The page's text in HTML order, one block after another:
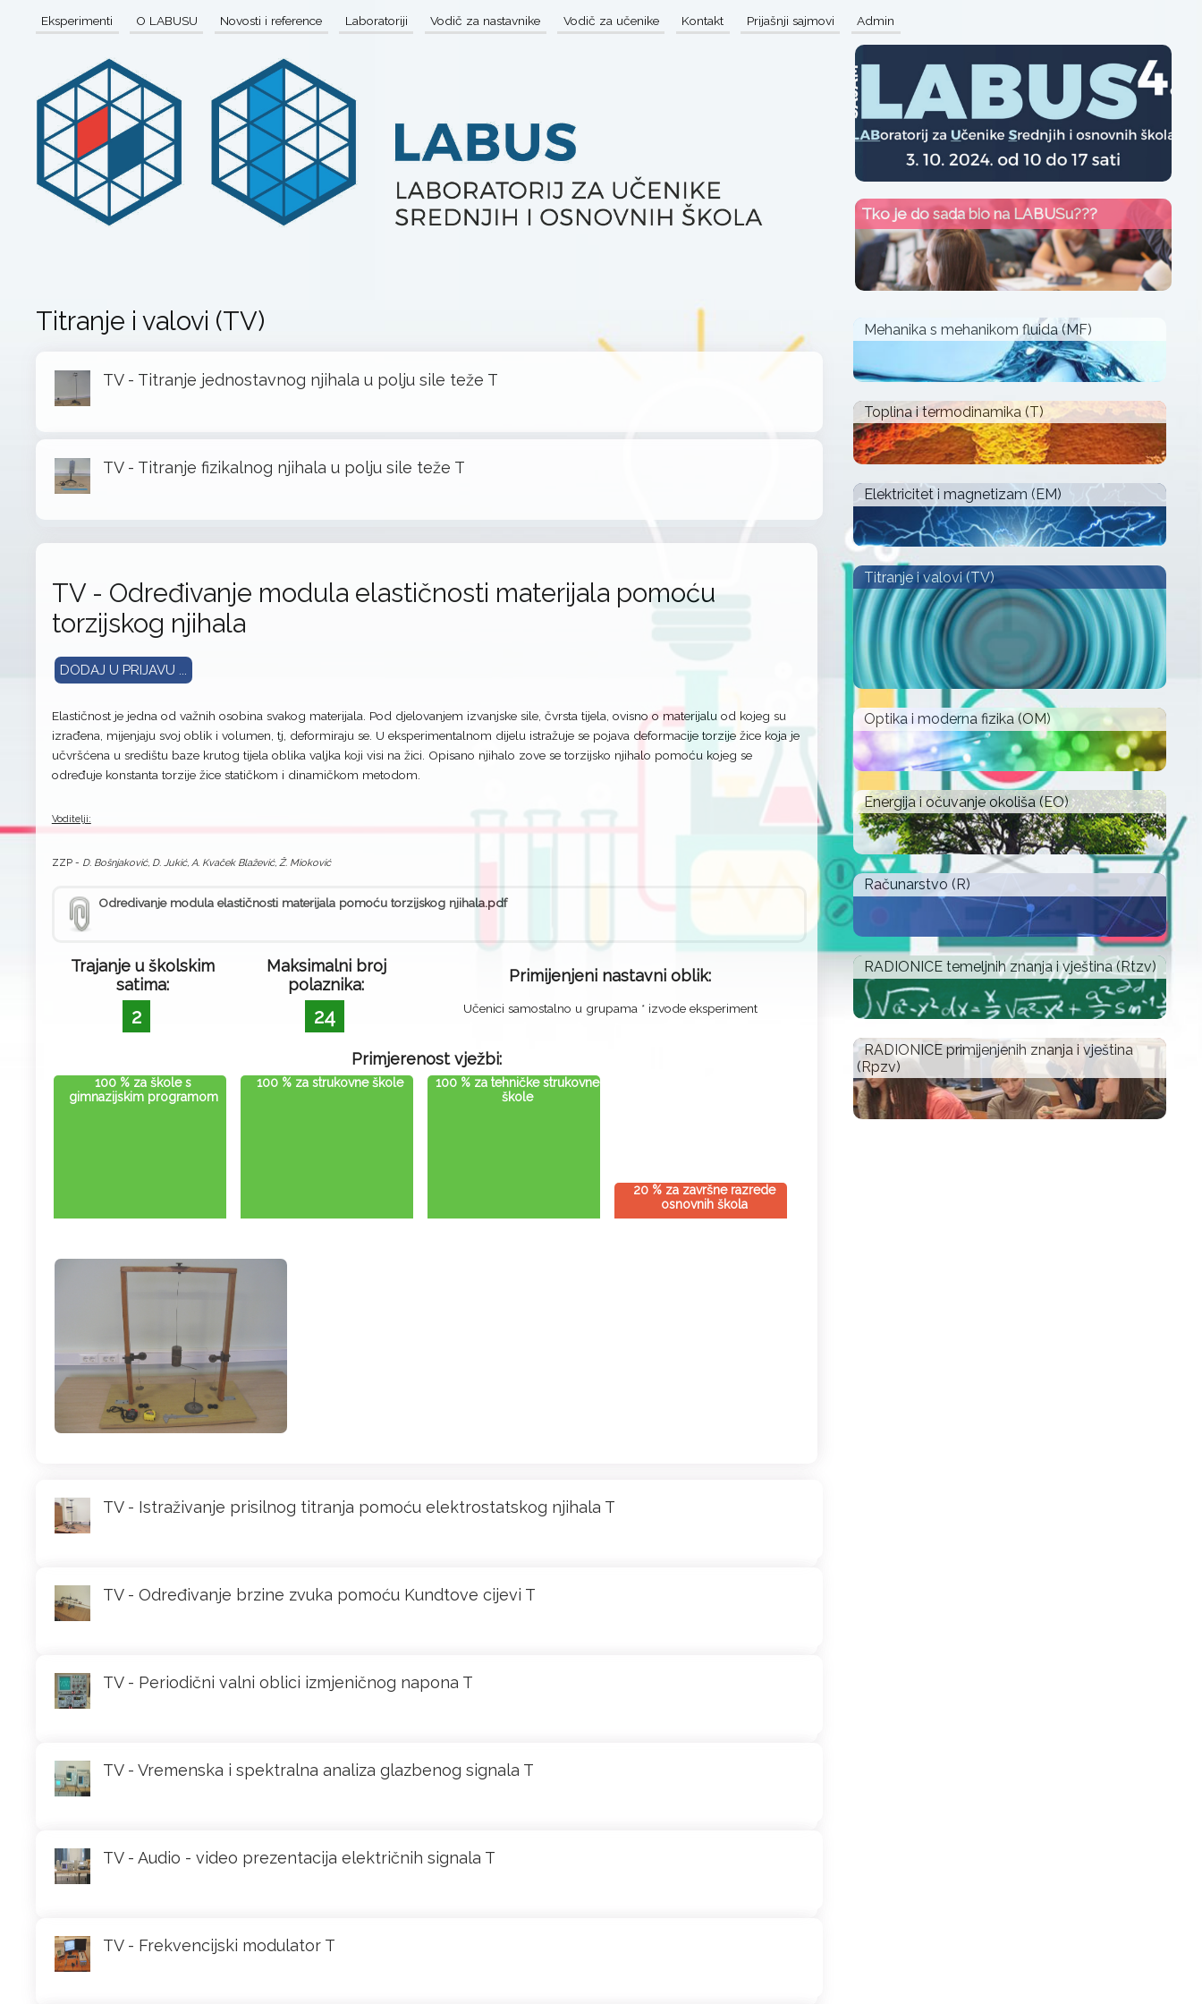
Eksperimenti O LABUSU Novosti i reference Laboratoriji Vodič za nastavnike Vodič za učenike Kontakt Prijašnji sajmovi Admin
Tko je do sada bio na LABUSu???
Titranje i valovi (TV)
TV - Titranje jednostavnog njihala u polju sile teže T
TV - Titranje fizikalnog njihala u polju sile teže T
TV - Određivanje modula elastičnosti materijala pomoću
torzijskog njihala
DODAJ U PRIJAVU ...
Elastičnost je jedna od važnih osobina svakog materijala. Pod djelovanjem izvanjske sile, čvrsta tijela, ovisno o materijalu od kojeg su
izrađena, mijenjaju svoj oblik i volumen, tj, deformiraju se. U eksperimentalnom dijelu istražuje se pojava deformacije torzije žice koja je
učvršćena u središtu baze krutog tijela oblika valjka koji visi na žici. Opisano njihalo zove se torzijsko njihalo pomoću kojeg se
određuje konstanta torzije žice statičkom i dinamičkom metodom.
Voditelji:
ZZP - D. Bošnjaković, D. Jukić, A. Kvaček Blažević, Ž. Mioković
Odredivanje modula elastičnosti materijala pomoću torzijskog njihala.pdf
Trajanje u školskim
satima:
2
Maksimalni broj
polaznika:
24
Primijenjeni nastavni oblik:
Učenici samostalno u grupama * izvode eksperiment
Primjerenost vježbi:
100 % za škole s
gimnazijskim programom
100 % za strukovne škole
100 % za tehničke strukovne
škole
20 % za završne razrede
osnovnih škola
TV - Istraživanje prisilnog titranja pomoću elektrostatskog njihala T
TV - Određivanje brzine zvuka pomoću Kundtove cijevi T
TV - Periodični valni oblici izmjeničnog napona T
TV - Vremenska i spektralna analiza glazbenog signala T
TV - Audio - video prezentacija električnih signala T
TV - Frekvencijski modulator T
Mehanika s mehanikom fluida (MF)
Toplina i termodinamika (T)
Elektricitet i magnetizam (EM)
Titranje i valovi (TV)
Optika i moderna fizika (OM)
Energija i očuvanje okoliša (EO)
Računarstvo (R)
RADIONICE temeljnih znanja i vještina (Rtzv)
RADIONICE primijenjenih znanja i vještina
(Rpzv)